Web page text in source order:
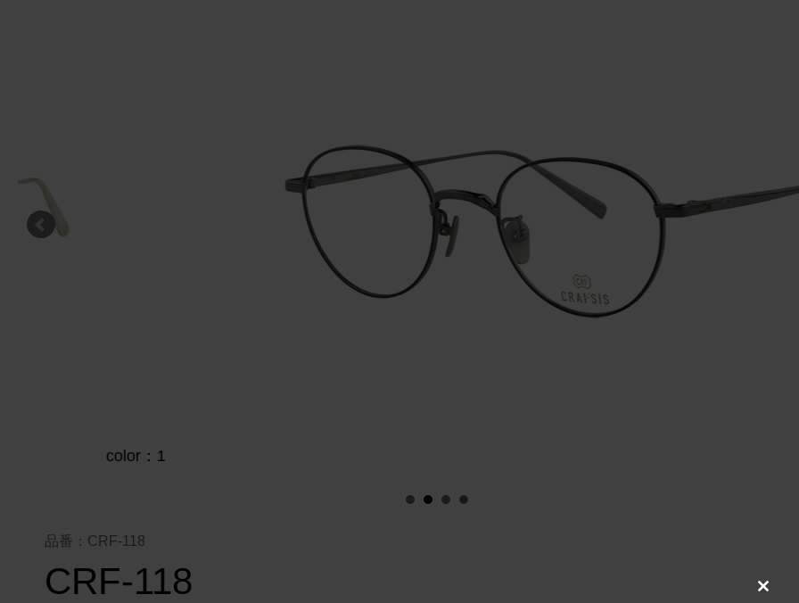
品番：CRF-118
CRF-118